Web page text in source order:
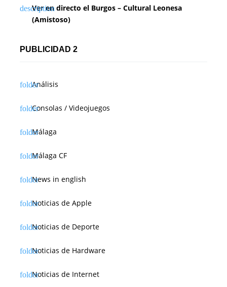
Ver en directo el Burgos – Cultural Leonesa
(Amistoso)
PUBLICIDAD 2
Análisis
Consolas / Videojuegos
Málaga
Málaga CF
News in english
Noticias de Apple
Noticias de Deporte
Noticias de Hardware
Noticias de Internet